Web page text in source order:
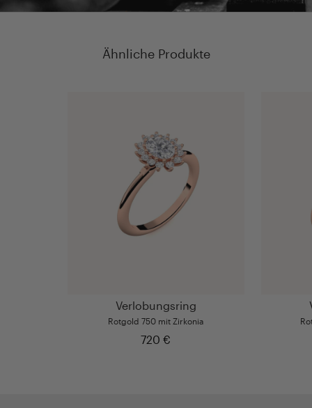
Ähnliche Produkte
Verlobungsring
Rotgold 750 mit Zirkonia
720 €